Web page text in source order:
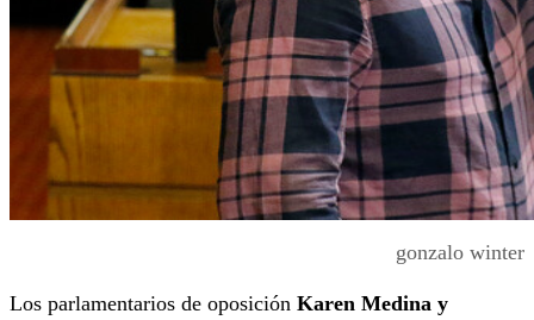
gonzalo winter
Los parlamentarios de oposición Karen Medina y